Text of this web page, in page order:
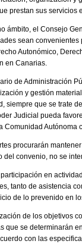
prestan sus servicios
ámbito, el Consejo
sean
Autonómico,
en Canarias.
de Administración
y gestión
siempre que se trate
Judicial pueda
Comunidad Autónoma
procurarán
del convenio, no se
en
tanto de asistencia
de lo prevenido en
de los objetivos
que se determinarán
con las